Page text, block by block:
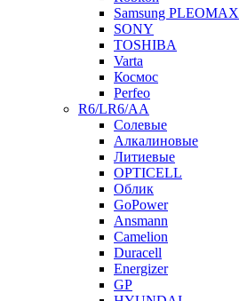
Samsung PLEOMAX
SONY
TOSHIBA
Varta
Космос
Perfeo
R6/LR6/AA
Солевые
Алкалиновые
Литиевые
OPTICELL
Облик
GoPower
Ansmann
Camelion
Duracell
Energizer
GP